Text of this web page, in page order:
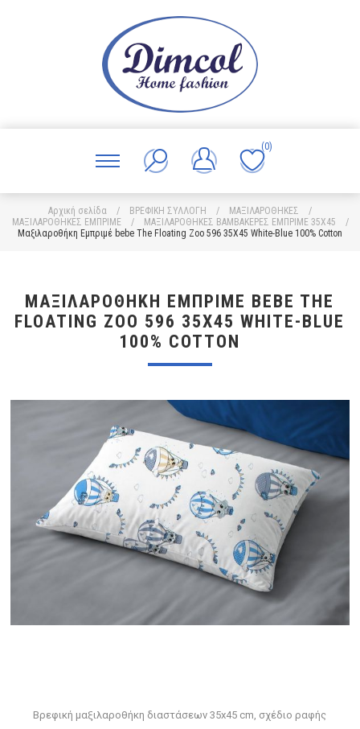
(0)
Αρχική σελίδα / ΒΡΕΦΙΚΗ ΣΥΛΛΟΓΗ / ΜΑΞΙΛΑΡΟΘΗΚΕΣ
/
ΜΑΞΙΛΑΡΟΘΗΚΕΣ ΕΜΠΡΙΜΕ
/ ΜΑΞΙΛΑΡΟΘΗΚΕΣ ΒΑΜΒΑΚΕΡΕΣ ΕΜΠΡΙΜΕ 35X45
/
Μαξιλαροθήκη Εμπριμέ bebe The Floating Zoo 596 35X45 White-Blue 100% Cotton
ΜΑΞΙΛΑΡΟΘΉΚΗ ΕΜΠΡΙΜΈ BEBE THE
FLOATING ZOO 596 35X45 WHITE-BLUE
100% COTTON
Βρεφική μαξιλαροθήκη διαστάσεων 35x45 cm, σχέδιο ραφής